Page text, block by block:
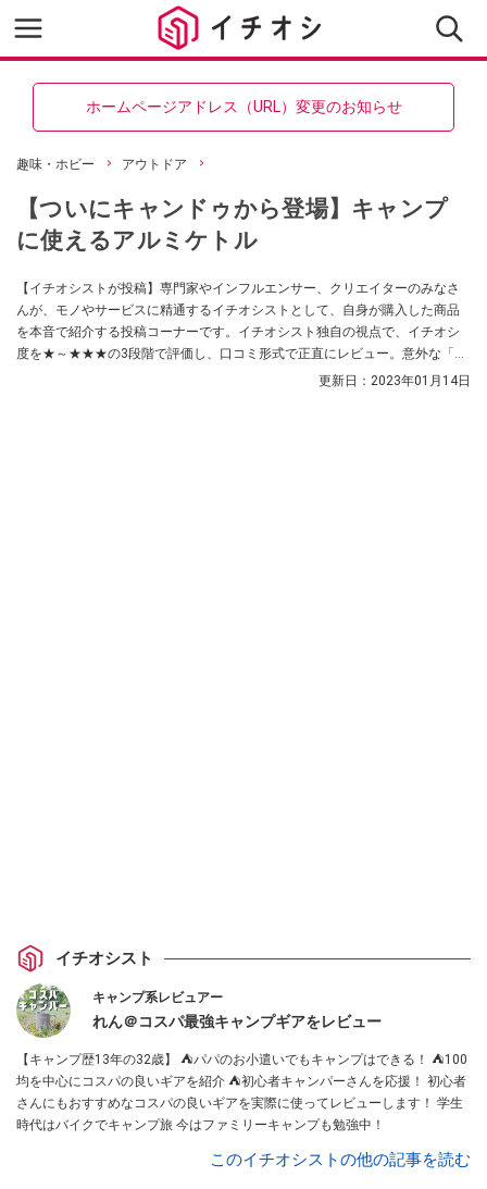
ホームページアドレス（URL）変更のお知らせ
趣味・ホビー アウトドア
【ついにキャンドゥから登場】キャンプ
に使えるアルミケトル
【イチオシストが投稿】専門家やインフルエンサー、クリエイターのみなさ
んが、モノやサービスに精通するイチオシストとして、自身が購入した商品
を本音で紹介する投稿コーナーです。イチオシスト独自の視点で、イチオシ
度を★～★★★の3段階で評価し、口コミ形式で正直にレビュー。意外な「買
ってよかった！」に出会えるかも？ 買い物の参考にしてくださいね！
更新日： 2023年01月14日
イチオシスト
キャンプ系レビュアー
れん＠コスパ最強キャンプギアをレビュー
【キャンプ歴13年の32歳】 ⛺️パパのお小遣いでもキャンプはできる！ ⛺️100
均を中心にコスパの良いギアを紹介 ⛺️初心者キャンパーさんを応援！ 初心者
さんにもおすすめなコスパの良いギアを実際に使ってレビューします！ 学生
時代はバイクでキャンプ旅 今はファミリーキャンプも勉強中！
このイチオシストの他の記事を読む